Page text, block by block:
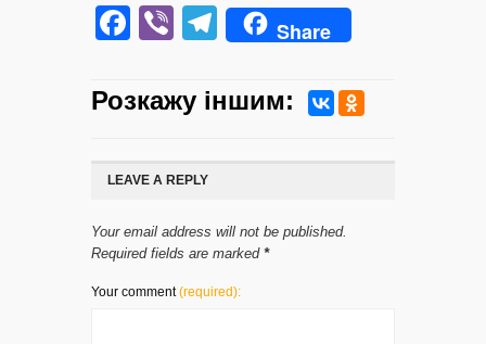
Facebook
ViberTelegram
Share
Розкажу iншим:
LEAVE A REPLY
Your email address will not be published.
Required fields are marked *
Your comment(required):